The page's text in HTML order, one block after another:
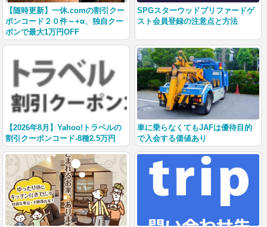
【随時更新】一休.comの割引クー
ポンコード２０件～+α、独自クー
ポンで最大1万円OFF
SPGスターウッドプリファードゲ
スト会員登録の注意点と方法
【2026年8月】Yahoo!トラベルの
割引クーポンコード-8種2.5万円
車に乗らなくてもJAFは優待目的
で入会する価値あり